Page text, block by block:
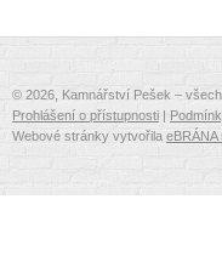
© 2026, Kamnářství Pešek –
Prohlášení o přístupnosti
Webové stránky vytvořila eBRÁNA